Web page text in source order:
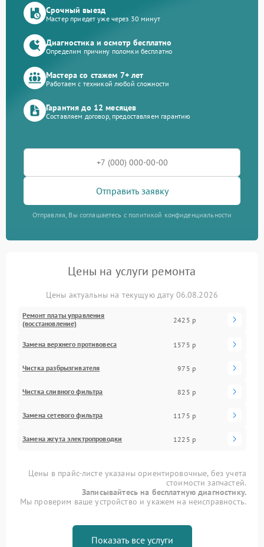
Срочный выезд
Мастер приедет уже через 30 минут
Диагностика и осмотр бесплатно
Определим причину поломки бесплатно
Мастера со стажем 7+ лет
Работаем с техникой любой сложности
Гарантия до 12 месяцев
Составляем договор, предоставляем гарантию
Отправить заявку
Отправляя, Вы соглашаетесь с политикой конфиденциальности
Цены на услуги ремонта
Цены актуальны на текущую дату 06.08.2026
Ремонт платы управления
(восстановление)
2425 р
Замена верхнего противовеса 1575 р
Чистка разбрызгивателя 975 р
Чистка сливного фильтра 825 р
Замена сетевого фильтра 1175 р
Замена жгута электропроводки 1225 р
Цены в прайс-листе указаны ориентировочные, без учета
стоимости запчастей.
Записывайтесь на бесплатную диагностику.
Мы проверим ваше устройство и укажем на неисправность.
Показать все услуги